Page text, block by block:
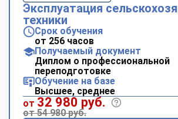
Эксплуатация
техники
Срок обучения
от 256 часов
Получаемый документ
Диплом о профессиональной
переподготовке
Обучение на базе
Высшее, среднее
от 32 980 руб.
от 54 980 руб.